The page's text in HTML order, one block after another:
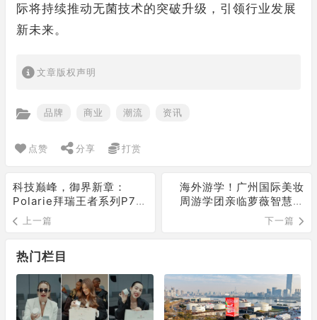
际将持续推动无菌技术的突破升级，引领行业发展
新未来。
文章版权声明
品牌 商业 潮流 资讯
点赞 分享 打赏
科技巅峰，御界新章：
Polarie拜瑞王者系列P70
窗膜重塑车膜行业标准
上一篇
海外游学！广州国际美妆
周游学团亲临萝薇智慧工
厂，沉浸式溯源“中国智造”
下一篇
热门栏目